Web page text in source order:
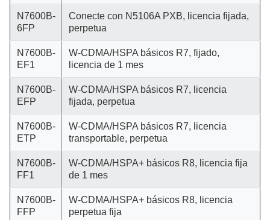
N7600B-
6FP
Conecte con N5106A PXB, licencia fijada,
perpetua
N7600B-
EF1
W-CDMA/HSPA básicos R7, fijado,
licencia de 1 mes
N7600B-
EFP
W-CDMA/HSPA básicos R7, licencia
fijada, perpetua
N7600B-
ETP
W-CDMA/HSPA básicos R7, licencia
transportable, perpetua
N7600B-
FF1
W-CDMA/HSPA+ básicos R8, licencia fija
de 1 mes
N7600B-
FFP
W-CDMA/HSPA+ básicos R8, licencia
perpetua fija